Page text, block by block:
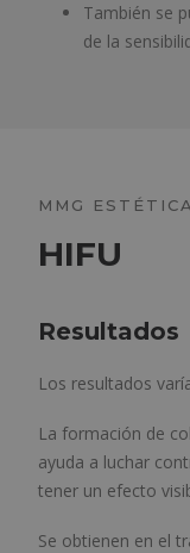
También se
de la
MMG ESTÉTICA
HIFU
Resultados
Los resultados
La formación de
ayuda a luchar
tener un efecto
Se obtienen en el